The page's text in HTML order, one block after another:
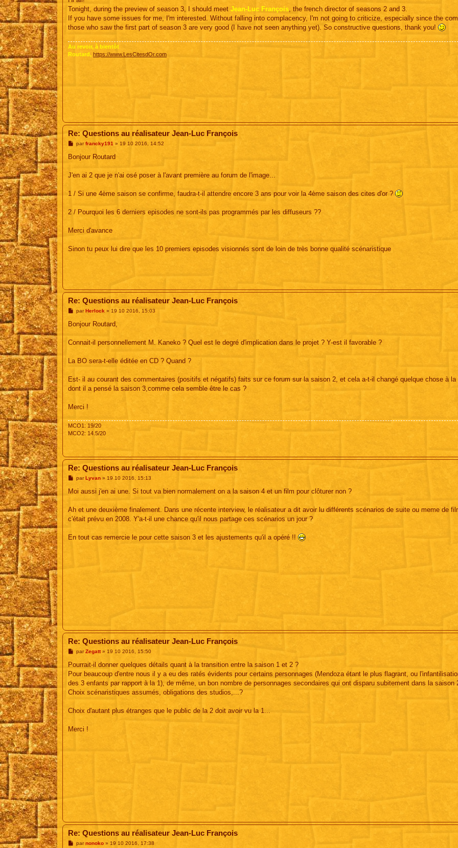
Tonight, during the preview of season 3, I should meet Jean-Luc François, the french director of seasons 2 and 3.
If you have some issues for me, I'm interested. Without falling into complacency, I'm not going to criticize, especially since the
those who saw the first part of season 3 are very good (I have not seen anything yet). So constructive questions, thank you!
Au revoir, à bientôt
Routard, https://www.LesCitesdOr.com
Re: Questions au réalisateur Jean-Luc François
M
s
g
parfrancky191 » 19 10 2016, 14:52
Bonjour Routard
J'en ai 2 que je n'ai osé poser à l'avant première au forum de l'image...
1 / Si une 4ème saison se confirme, faudra-t-il attendre encore 3 ans pour voir la 4ème saison des cites d'or ?
2 / Pourquoi les 6 derniers episodes ne sont-ils pas programmés par les diffuseurs ??
Merci d'avance
Sinon tu peux lui dire que les 10 premiers episodes visionnés sont de loin de très bonne qualité scénaristique
Re: Questions au réalisateur Jean-Luc François
M
s
g
parHerlock » 19 10 2016, 15:03
Bonjour Routard,
Connait-il personnellement M. Kaneko ? Quel est le degré d'implication dans le projet ? Y-est il favorable ?
La BO sera-t-elle éditée en CD ? Quand ?
Est- il au courant des commentaires (positifs et négatifs) faits sur ce forum sur la saison 2, et cela a-t-il changé quelque chose à la
dont il a pensé la saison 3,comme cela semble être le cas ?
Merci !
MCO1: 19/20
MCO2: 14.5/20
Re: Questions au réalisateur Jean-Luc François
M
s
g
parLyvan» 19 10 2016, 15:13
Moi aussi j'en ai une. Si tout va bien normalement on a la saison 4 et un film pour clôturer non ?
Ah et une deuxième finalement. Dans une récente interview, le réalisateur a dit avoir lu différents scénarios de suite ou meme de
c'était prévu en 2008. Y'a-t-il une chance qu'il nous partage ces scénarios un jour ?
En tout cas remercie le pour cette saison 3 et les ajustements qu'il a opéré !!
Re: Questions au réalisateur Jean-Luc François
M
s
a
g
parZegatt» 19 10 2016, 15:50
Pourrait-il donner quelques détails quant à la transition entre la saison 1 et 2 ?
Pour beaucoup d'entre nous il y a eu des ratés évidents pour certains personnages (Mendoza étant le plus flagrant, ou
des 3 enfants par rapport à la 1), de même, un bon nombre de personnages secondaires qui ont disparu subitement dans la saison
Choix scénaristiques assumés, obligations des studios,...?
Choix d'autant plus étranges que le public de la 2 doit avoir vu la 1...
Merci !
Re: Questions au réalisateur Jean-Luc François
Mparnonoko» 19 10 2016, 17:38